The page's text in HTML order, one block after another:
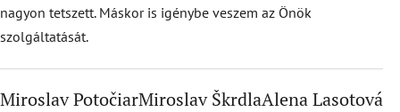
nagyon tetszett. Máskor is igénybe veszem az Önök
szolgáltatását.
Miroslav PotočiarMiroslav ŠkrdlaAlena Lasotová